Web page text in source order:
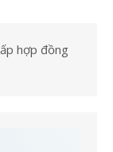
hợp đồng